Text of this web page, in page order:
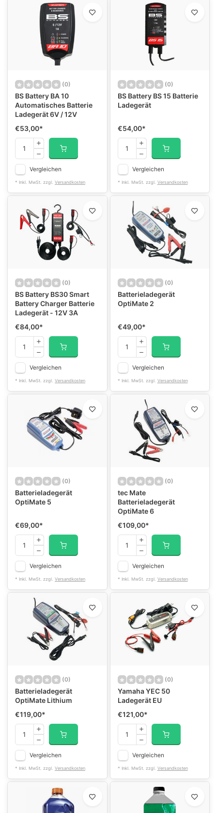
(0)
BS Battery BA 10
Automatisches Batterie
Ladegerät 6V / 12V
€53,00*
Vergleichen
* Inkl. MwSt. zzgl. Versandkosten
(0)
BS Battery BS 15 Batterie
Ladegerät
€54,00*
Vergleichen
* Inkl. MwSt. zzgl. Versandkosten
(0)
BS Battery BS30 Smart
Battery Charger Batterie
Ladegerät - 12V 3A
€84,00*
Vergleichen
* Inkl. MwSt. zzgl. Versandkosten
(0)
Batterieladegerät
OptiMate 2
€49,00*
Vergleichen
* Inkl. MwSt. zzgl. Versandkosten
(0)
Batterieladegerät
OptiMate 5
€69,00*
Vergleichen
* Inkl. MwSt. zzgl. Versandkosten
(0)
tec Mate
Batterieladegerät
OptiMate 6
€109,00*
Vergleichen
* Inkl. MwSt. zzgl. Versandkosten
(0)
Batterieladegerät
OptiMate Lithium
€119,00*
Vergleichen
* Inkl. MwSt. zzgl. Versandkosten
(0)
Yamaha YEC 50
Ladegerät EU
€121,00*
Vergleichen
* Inkl. MwSt. zzgl. Versandkosten